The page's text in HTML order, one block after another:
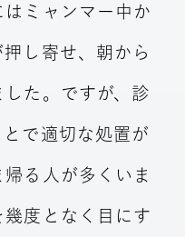
ミャンマー中か
し寄せ、朝から
た。ですが、診
で適切な処置が
る人が多くいま
幾度となく目にす